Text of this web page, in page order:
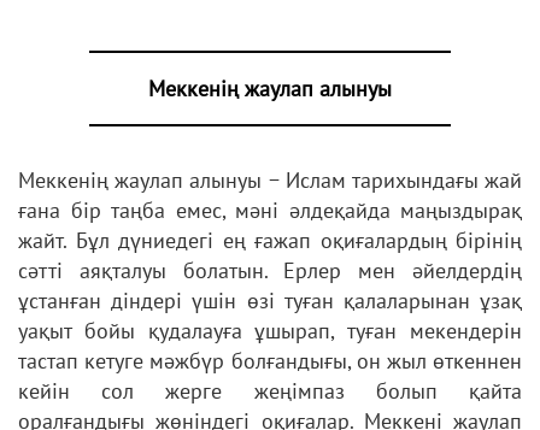
Меккенің жаулап алынуы
Меккенің жаулап алынуы − Ислам тарихындағы жай
ғана бір таңба емес, мәні әлдеқайда маңыздырақ
жайт. Бұл дүниедегі ең ғажап оқиғалардың бірінің
сәтті аяқталуы болатын. Ерлер мен әйелдердің
ұстанған діндері үшін өзі туған қалаларынан ұзақ
уақыт бойы қудалауға ұшырап, туған мекендерін
тастап кетуге мәжбүр болғандығы, он жыл өткеннен
кейін сол жерге жеңімпаз болып қайта
оралғандығы жөніндегі оқиғалар. Меккені жаулап